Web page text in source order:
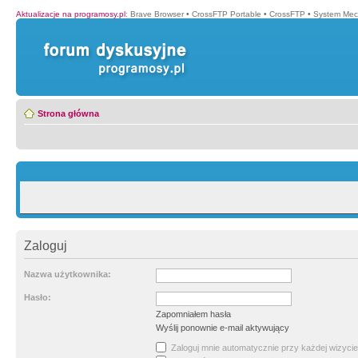
Aktualizacje na programosy.pl: Brave Browser • CrossFTP Portable • CrossFTP • System
Strona główna
Zaloguj
Nazwa użytkownika:
Hasło:
Zapomniałem hasła
Wyślij ponownie e-mail aktywujący
Zaloguj mnie automatycznie przy każdej wizycie